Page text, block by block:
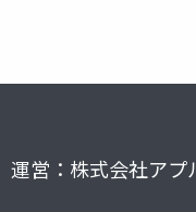
運営：株式会社アプ